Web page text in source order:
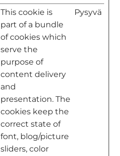
This cookie is
part of a bundle
of cookies which
serve the
purpose of
content delivery
and
presentation. The
cookies keep the
correct state of
font, blog/picture
sliders, color
Pysyvä